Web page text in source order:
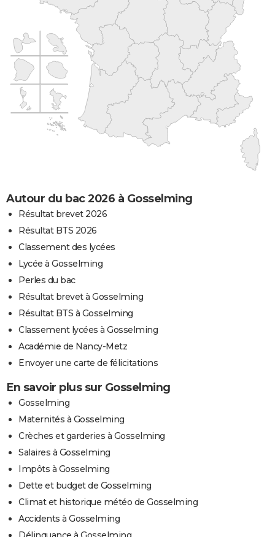
Autour du bac 2026 à Gosselming
Résultat brevet 2026
Résultat BTS 2026
Classement des lycées
Lycée à Gosselming
Perles du bac
Résultat brevet à Gosselming
Résultat BTS à Gosselming
Classement lycées à Gosselming
Académie de Nancy-Metz
Envoyer une carte de félicitations
En savoir plus sur Gosselming
Gosselming
Maternités à Gosselming
Crèches et garderies à Gosselming
Salaires à Gosselming
Impôts à Gosselming
Dette et budget de Gosselming
Climat et historique météo de Gosselming
Accidents à Gosselming